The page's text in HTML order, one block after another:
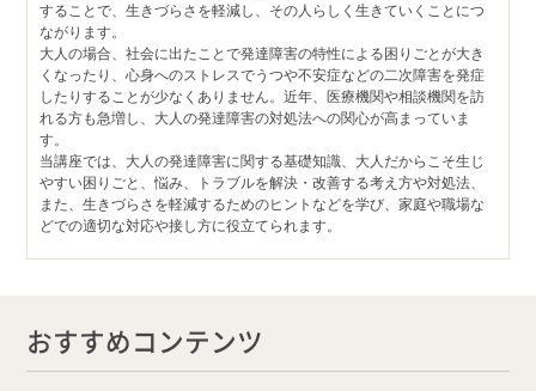
することで、生きづらさを軽減し、その人らしく生きていくことにつ
ながります。
大人の場合、社会に出たことで発達障害の特性による困りごとが大き
くなったり、心身へのストレスでうつや不安症などの二次障害を発症
したりすることが少なくありません。近年、医療機関や相談機関を訪
れる方も急増し、大人の発達障害の対処法への関心が高まっていま
す。
当講座では、大人の発達障害に関する基礎知識、大人だからこそ生じ
やすい困りごと、悩み、トラブルを解決・改善する考え方や対処法、
また、生きづらさを軽減するためのヒントなどを学び、家庭や職場な
どでの適切な対応や接し方に役立てられます。
おすすめコンテンツ